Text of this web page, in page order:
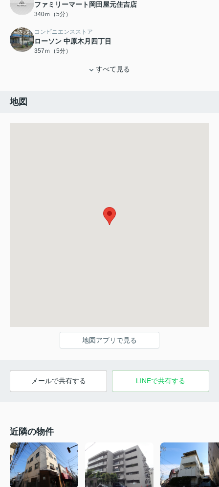
ファミリーマート岡田屋元住吉店
340ｍ（5分）
コンビニエンスストア
ローソン 中原木月四丁目
357ｍ（5分）
すべて見る
地図
地図アプリで見る
メールで共有する LINEで共有する
近隣の物件